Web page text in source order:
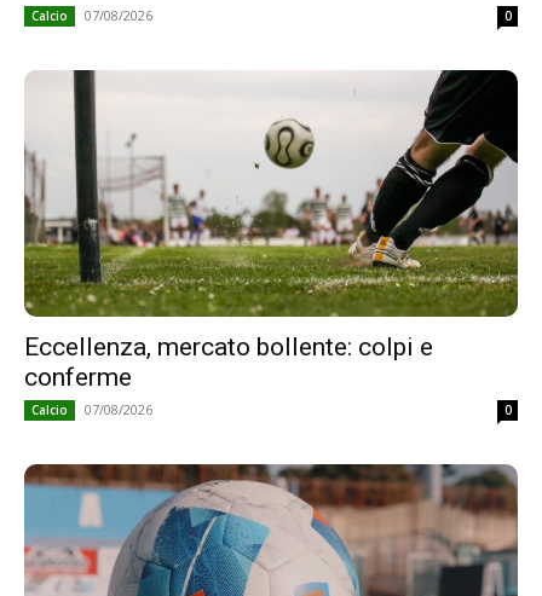
Calcio 07/08/2026 0
Eccellenza, mercato bollente: colpi e
conferme
Calcio 07/08/2026 0